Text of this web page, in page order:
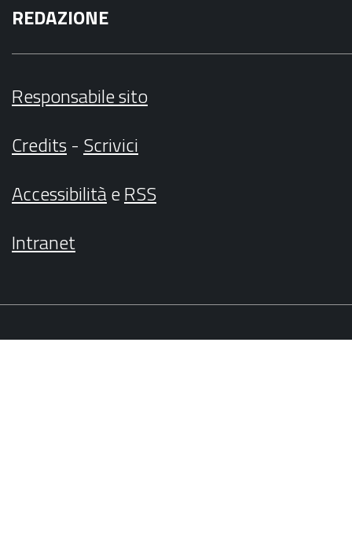
REDAZIONE
Responsabile sito
Credits- Scrivici
AccessibilitàeRSS
Intranet